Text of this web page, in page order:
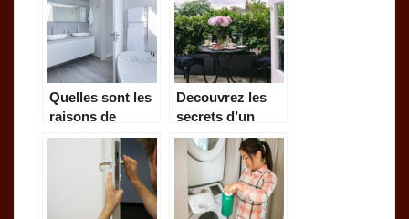
?
Quelles sont les
raisons de
prendre une
douche froide ?
Decouvrez les
secrets d’un
amenagement
exterieur reussi
a La Rochelle